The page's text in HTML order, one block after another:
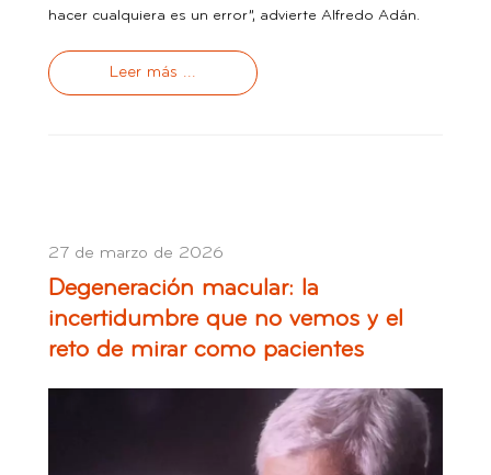
hacer cualquiera es un error”, advierte Alfredo Adán.
Leer más ...
27 de marzo de 2026
Degeneración macular: la
incertidumbre que no vemos y el
reto de mirar como pacientes